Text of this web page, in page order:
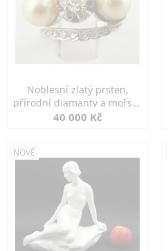
Noblesní zlatý prsten,
přírodní diamanty a mořské
perly
40 000 Kč
NOVÉ